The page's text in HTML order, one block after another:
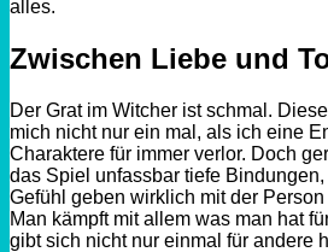
alles.
Zwischen Liebe und
Der Grat im Witcher ist schmal.
mich nicht nur ein mal, als ich eine
Charaktere für immer verlor. Doch
das Spiel unfassbar tiefe
Gefühl geben wirklich mit der
Man kämpft mit allem was man hat
gibt sich nicht nur einmal für andere